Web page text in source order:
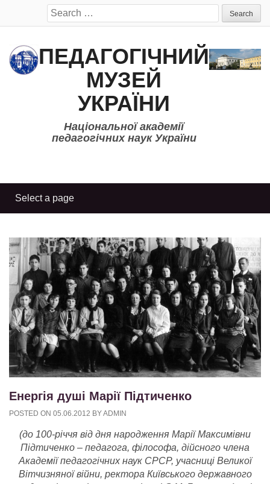
Search
for:
ПЕДАГОГІЧНИЙ
МУЗЕЙ
УКРАЇНИ
Національної академії
педагогічних наук України
Енергія душі Марії Підтиченко
POSTED ON 05.06.2012 BYADMIN
(до 100-річчя від дня народження Марії Максимівни
Підтиченко – педагога, філософа, дійсного члена
Академії педагогічних наук СРСР, учасниці Великої
Вітчизняної війни, ректора Київського державного